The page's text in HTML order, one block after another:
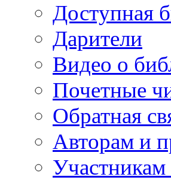
Доступная
Дарители
Видео о
Почетные
Обратная
Авторам и